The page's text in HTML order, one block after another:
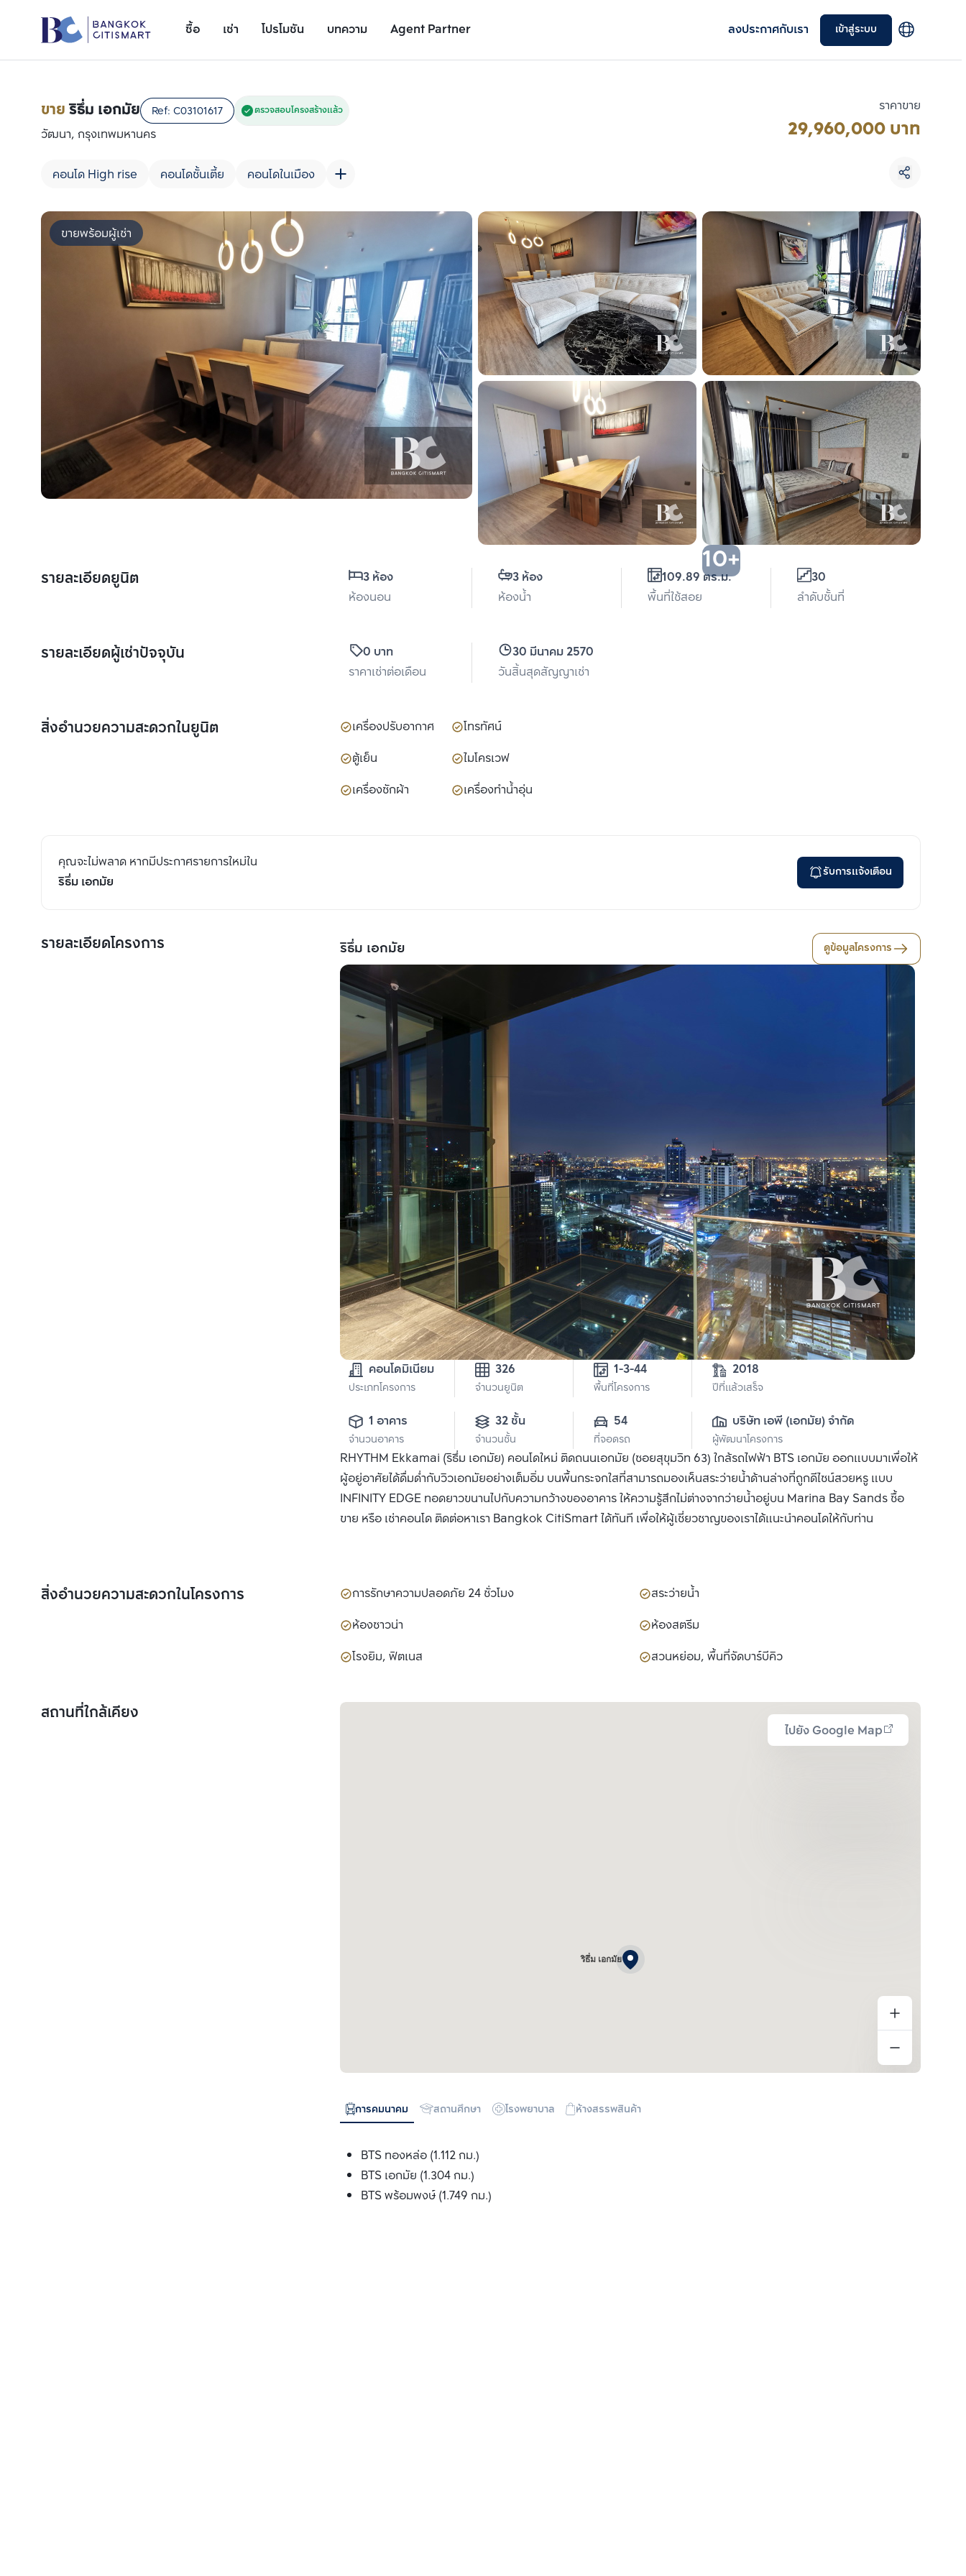
ซื้อ เช่า โปรโมชัน บทความ Agent Partner ลงประกาศกับเรา เข้าสู่ระบบ
รายละเอียดยูนิต
ขายริธึ่ม เอกมัย Ref: C03101617 ตรวจสอบโครงสร้างแล้ว
วัฒนา, กรุงเทพมหานคร
คอนโด High rise คอนโดชั้นเตี้ย คอนโดในเมือง
ราคาขาย
29,960,000 บาท
10+
ขายพร้อมผู้เช่า
รายละเอียดยูนิต
3 ห้อง
ห้องนอน
3 ห้อง
ห้องน้ำ
109.89 ตร.ม.
พื้นที่ใช้สอย
30
ลำดับชั้นที่
รายละเอียดผู้เช่าปัจจุบัน
0 บาท
ราคาเช่าต่อเดือน
30 มีนาคม 2570
วันสิ้นสุดสัญญาเช่า
สิ่งอำนวยความสะดวกในยูนิต เครื่องปรับอากาศ
โทรทัศน์
ตู้เย็น
ไมโครเวฟ
เครื่องซักผ้า
เครื่องทำน้ำอุ่น
คุณจะไม่พลาด หากมีประกาศรายการใหม่ใน
ริธึ่ม เอกมัย
รับการแจ้งเตือน
รายละเอียดโครงการ ริธึ่ม เอกมัย ดูข้อมูลโครงการ
คอนโดมิเนียม
ประเภทโครงการ
326
จำนวนยูนิต
1-3-44
พื้นที่โครงการ
2018
ปีที่แล้วเสร็จ
1 อาคาร
จำนวนอาคาร
32 ชั้น
จำนวนชั้น
54
ที่จอดรถ
บริษัท เอพี (เอกมัย) จำกัด
ผู้พัฒนาโครงการ
RHYTHM Ekkamai (ริธึ่ม เอกมัย) คอนโดใหม่ ติดถนนเอกมัย (ซอยสุขุมวิท 63) ใกล้รถไฟฟ้า BTS เอกมัย ออกแบบมาเพื่อให้
ผู้อยู่อาศัยได้ดื่มด่ำกับวิวเอกมัยอย่างเต็มอิ่ม บนพื้นกระจกใสที่สามารถมองเห็นสระว่ายน้ำด้านล่างที่ถูกดีไซน์สวยหรู แบบ
INFINITY EDGE ทอดยาวขนานไปกับความกว้างของอาคาร ให้ความรู้สึกไม่ต่างจากว่ายน้ำอยู่บน Marina Bay Sands ซื้อ
ขาย หรือ เช่าคอนโด ติดต่อหาเรา Bangkok CitiSmart ได้ทันที เพื่อให้ผู้เชี่ยวชาญของเราได้แนะนำคอนโดให้กับท่าน
สิ่งอำนวยความสะดวกในโครงการ การรักษาความปลอดภัย 24 ชั่วโมง
สระว่ายน้ำ
ห้องซาวน่า
ห้องสตรีม
โรงยิม, ฟิตเนส
สวนหย่อม, พื้นที่จัดบาร์บีคิว
สถานที่ใกล้เคียง
ไปยัง Google Map
ริธึ่ม เอกมัย
การคมนาคม สถานศึกษา โรงพยาบาล ห้างสรรพสินค้า
BTS ทองหล่อ (1.112 กม.)
BTS เอกมัย (1.304 กม.)
BTS พร้อมพงษ์ (1.749 กม.)
เพิ่มยูนิตเปรียบเทียบ
รายการที่ 1
เพิ่มยูนิตเปรียบเทียบ
รายการที่ 2
เพิ่มยูนิตเปรียบเทียบ
เลือกยูนิตเพื่อเปรียบเทียบ
เลือกได้สูงสุด 3 รายการ
ลบทั้งหมด